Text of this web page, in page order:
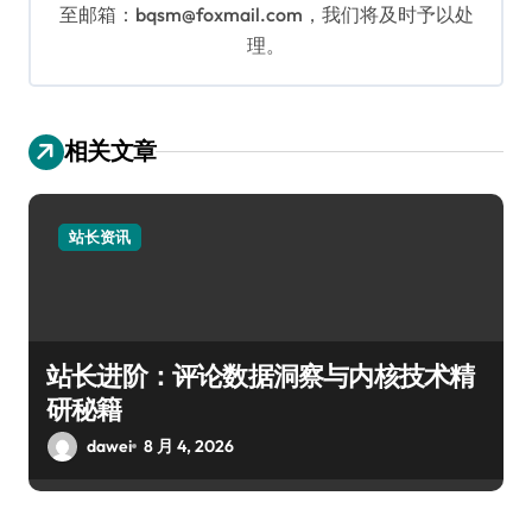
至邮箱：bqsm@foxmail.com，我们将及时予以处
理。
相关文章
站长资讯
站长进阶：评论数据洞察与内核技术精
研秘籍
dawei 8 月 4, 2026